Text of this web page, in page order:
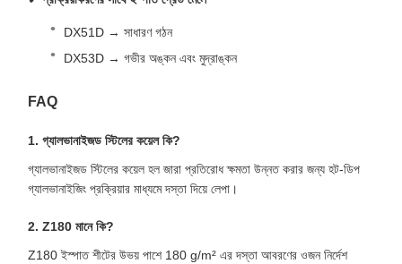
DX51D → সাধারণ গঠন
DX53D → গভীর অঙ্কন এবং মুদ্রাঙ্কন
FAQ
1. গ্যালভানাইজড স্টিলের কয়েল কি?
গ্যালভানাইজড স্টিলের কয়েল হল জারা প্রতিরোধ ক্ষমতা উন্নত করার জন্য হট-ডিপ
গ্যালভানাইজিং প্রক্রিয়ার মাধ্যমে দস্তা দিয়ে লেপা।
2. Z180 মানে কি?
Z180 ইস্পাত শীটের উভয় পাশে 180 g/m² এর দস্তা আবরণের ওজন নির্দেশ